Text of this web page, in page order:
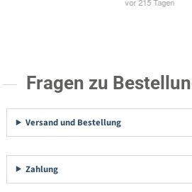
Fragen zu
Versand und Bestellung
Zahlung